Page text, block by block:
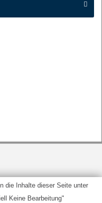
die Inhalte dieser Seite unter